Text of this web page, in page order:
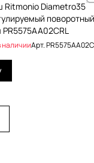
Ritmonio Diametro35
поворотный
наличииАрт.